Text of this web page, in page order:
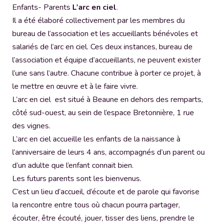
Enfants- Parents L’arc en ciel.
Il a été élaboré collectivement par les membres du
bureau de l’association et les accueillants bénévoles et
salariés de l’arc en ciel. Ces deux instances, bureau de
l’association et équipe d’accueillants, ne peuvent exister
l’une sans l’autre. Chacune contribue à porter ce projet, à
le mettre en œuvre et à le faire vivre.
L’arc en ciel est situé à Beaune en dehors des remparts,
côté sud-ouest, au sein de l’espace Bretonnière, 1 rue
des vignes.
L’arc en ciel accueille les enfants de la naissance à
l’anniversaire de leurs 4 ans, accompagnés d’un parent ou
d’un adulte que l’enfant connait bien.
Les futurs parents sont les bienvenus.
C’est un lieu d’accueil, d’écoute et de parole qui favorise
la rencontre entre tous où chacun pourra partager,
écouter, être écouté, jouer, tisser des liens, prendre le